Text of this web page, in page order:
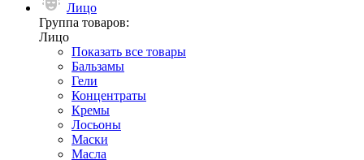
Лицо
Группа товаров:
Лицо
Показать все товары
Бальзамы
Гели
Концентраты
Кремы
Лосьоны
Маски
Масла